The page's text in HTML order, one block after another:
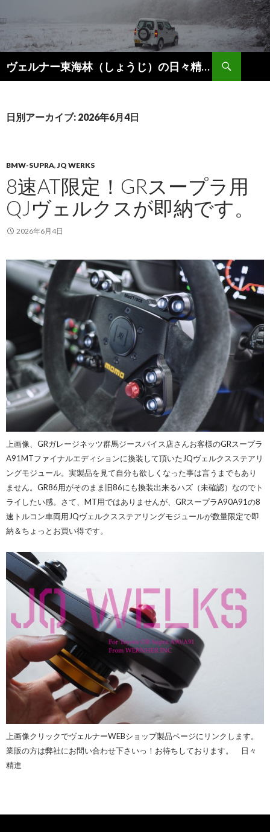
ヴェルナー東海林（しょうじ）の日々精進。
索
ン
キ
ッ
プ
日別アーカイブ: 2026年6月4日
BMW-SUPRA, JQ WERKS
8速AT限定！GRスープラ用
QJヴェルクスが即納です。
2026年6月4日
上画像、GRガレージネッツ群馬ジースパイス店さんお客様のGRスープラ
A91MTファイナルエディションに換装して頂いたJQヴェルクスステアリ
ングモジュール。実製品を見て自分も欲しくなった事は言うまでもあり
ません。GR86用がそのまま旧86にも換装出来るハズ（未確認）なのでト
ライしたい感。さて、MT用ではありませんが、GRスープラA90A91の8
速トルコン車両用JQヴェルクスステアリングモジュールが数量限定で即
納＆ちょっとお買い得です。
上画像クリックでヴェルナーWEBショップ製品ページにリンクします。
業販の方は弊社にお問い合わせ下さいっ！お待ちしております。 日々
精進